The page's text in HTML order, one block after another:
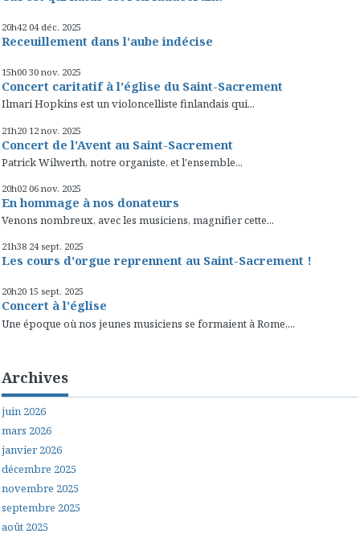
20h42 04 déc. 2025
Receuillement dans l'aube indécise
15h00 30 nov. 2025
Concert caritatif à l'église du Saint-Sacrement
Ilmari Hopkins est un violoncelliste finlandais qui...
21h20 12 nov. 2025
Concert de l'Avent au Saint-Sacrement
Patrick Wilwerth, notre organiste, et l'ensemble...
20h02 06 nov. 2025
En hommage à nos donateurs
Venons nombreux, avec les musiciens, magnifier cette...
21h38 24 sept. 2025
Les cours d'orgue reprennent au Saint-Sacrement !
20h20 15 sept. 2025
Concert à l'église
Une époque où nos jeunes musiciens se formaient à Rome,...
Archives
juin 2026
mars 2026
janvier 2026
décembre 2025
novembre 2025
septembre 2025
août 2025